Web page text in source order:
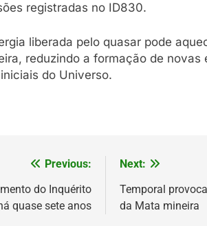
registradas no ID830.
liberada pelo quasar pode
reduzindo a formação de
do Universo.
Previous:
do Inquérito
quase sete anos
Next:
Temporal
da Mata mineira